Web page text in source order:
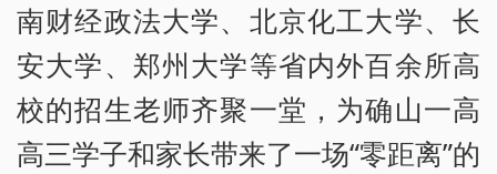
南财经政法大学、北京化工大学、长
安大学、郑州大学等省内外百余所高
校的招生老师齐聚一堂，为确山一高
高三学子和家长带来了一场“零距离”的